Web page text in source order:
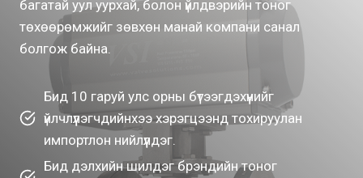
багатай уул уурхай, болон үйлдвэрийн тоног
төхөөрөмжийг зөвхөн манай компани санал
болгож байна.
Бид 10 гаруй улс орны бүтээгдэхүүнийг
үйлчлүүлэгчдийнхээ хэрэгцээнд тохируулан
импортлон нийлүүлдэг.
Бид дэлхийн шилдэг брэндийн тоног